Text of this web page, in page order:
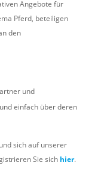
Angebote für
Pferd, beteiligen
den
und
einfach über deren
sich auf unserer
Sie sich hier.